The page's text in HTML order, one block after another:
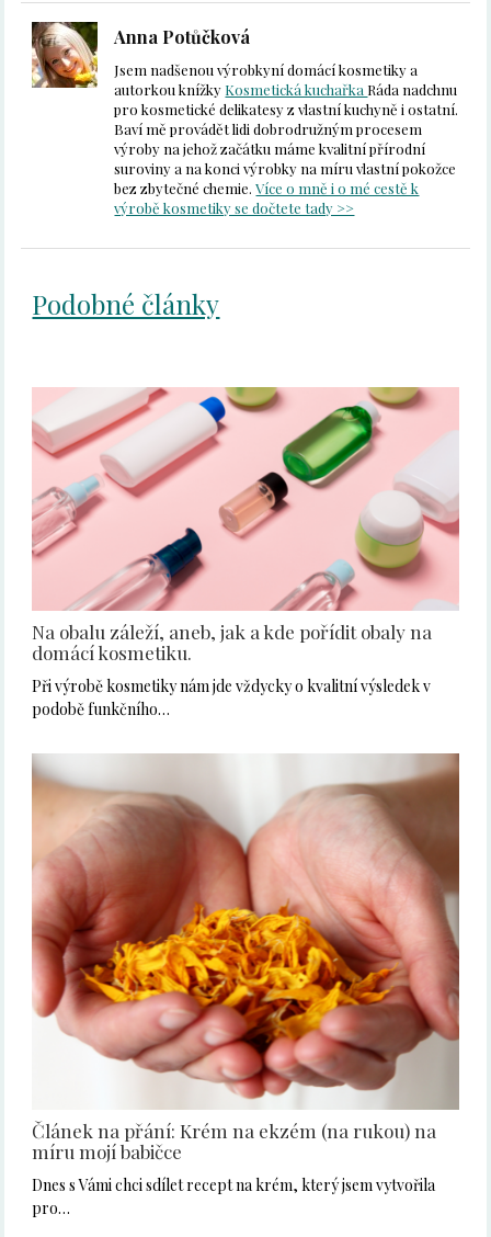
Anna Potůčková
Jsem nadšenou výrobkyní domácí kosmetiky a
autorkou knížky Kosmetická kuchařka Ráda nadchnu
pro kosmetické delikatesy z vlastní kuchyně i ostatní.
Baví mě provádět lidi dobrodružným procesem
výroby na jehož začátku máme kvalitní přírodní
suroviny a na konci výrobky na míru vlastní pokožce
bez zbytečné chemie.Více o mně i o mé cestě k
výrobě kosmetiky se dočtete tady >>
Podobné články
Na obalu záleží, aneb, jak a kde pořídit obaly na
domácí kosmetiku.
Při výrobě kosmetiky nám jde vždycky o kvalitní výsledek v
podobě funkčního…
Článek na přání: Krém na ekzém (na rukou) na
míru mojí babičce
Dnes s Vámi chci sdílet recept na krém, který jsem vytvořila
pro…